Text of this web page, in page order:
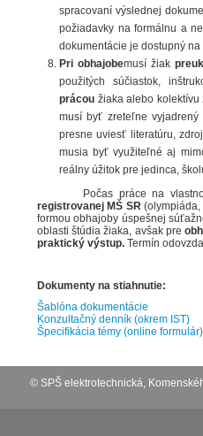
spracovaní výslednej
požiadavky na formálnu a
dokumentácie je dostupný na
Pri obhajobemusí žiak
použitých súčiastok,
prácou žiaka alebo
musí byť zreteľne
presne uviesť literatúru,
musia byť využiteľné aj
reálny úžitok pre jedinca,
Počas práce na
registrovanej MŠ SR(olympiáda,
formou obhajoby úspešnej
oblasti štúdia žiaka, avšak pre
praktický výstup. Termín
Dokumenty na stiahnutie:
Šablóna dokumentácie
Konzultačný denník (okrem IST)
Špecifikácia témy (online formulár)
© SPŠ elektrotechnická,